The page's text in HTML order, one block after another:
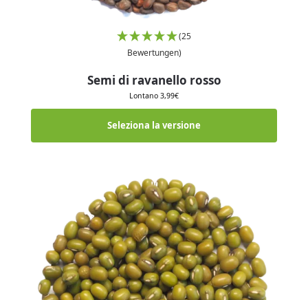
(25
Bewertungen)
Semi di ravanello rosso
Lontano 3,99€
Seleziona la versione